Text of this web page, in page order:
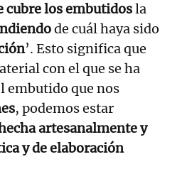
cubre los embutidosla
de cuál haya sido
’. Esto significa que
con el que se ha
embutido que nos
, podemos estar
artesanalmente y
y de elaboración